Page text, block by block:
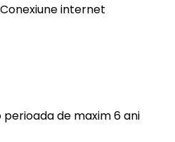
Conexiune internet
de maxim 6 ani